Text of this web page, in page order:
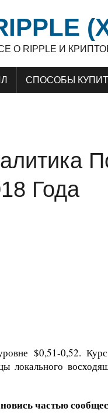
О RIPPLE И
СПОСОБЫ
Года
$0,51-0,52.
локального
частью